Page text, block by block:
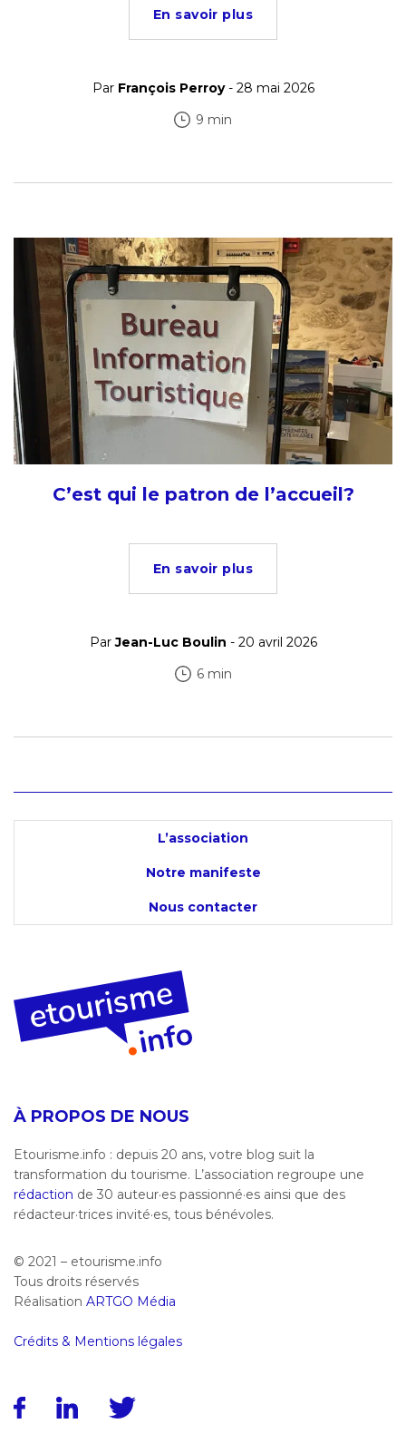
En savoir plus
Par François Perroy- 28 mai 2026
9 min
C’est qui le patron de l’accueil?
En savoir plus
ParJean-Luc Boulin - 20 avril 2026
6 min
L’association
Notre manifeste
Nous contacter
À PROPOS DE NOUS
Etourisme.info : depuis 20 ans, votre blog suit la
transformation du tourisme. L’association regroupe une
rédaction de 30 auteur·es passionné·es ainsi que des
rédacteur·trices invité·es, tous bénévoles.
© 2021 – etourisme.info
Tous droits réservés
Réalisation ARTGO Média
Crédits & Mentions légales